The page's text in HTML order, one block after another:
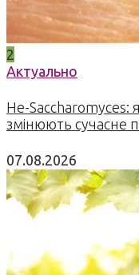
2
Актуально
Не-Saccharomyces:
змінюють сучасне
07.08.2026